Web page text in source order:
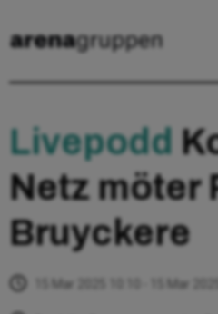
Livepodd
Netz möter
Bruyckere
15 Mar 2025 10:10 - 15 Mar